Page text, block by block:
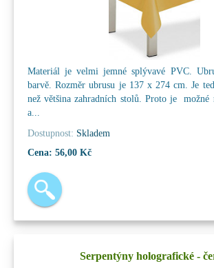
Materiál je velmi jemné splývavé PVC.
barvě. Rozměr ubrusu je 137 x 274 cm. Je
než většina zahradních stolů. Proto je možné
a...
Dostupnost: Skladem
Cena: 56,00 Kč
Serpentýny holografické -